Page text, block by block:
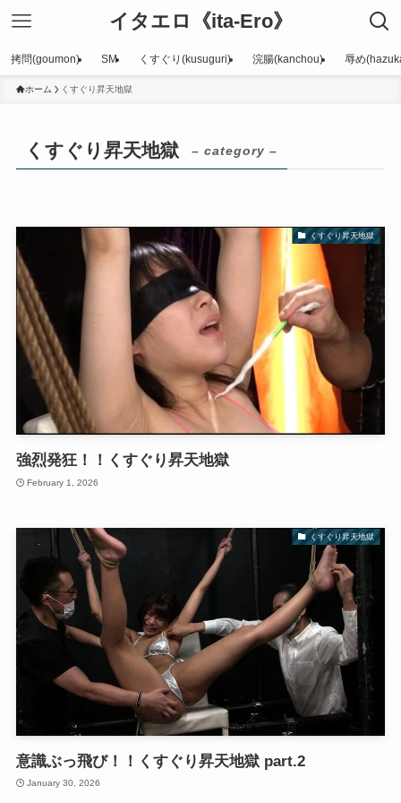
イタエロ《ita-Ero》
拷問(goumon) SM くすぐり(kusuguri) 浣腸(kanchou) 辱め
ホーム くすぐり昇天地獄
くすぐり昇天地獄 – category –
くすぐり昇天地獄
強烈発狂！！くすぐり昇天地獄
February 1, 2026
くすぐり昇天地獄
意識ぶっ飛び！！くすぐり昇天地獄 part.2
January 30, 2026